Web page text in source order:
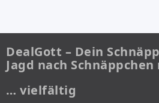
DealGott – Dein
Jagd nach
… vielfältig